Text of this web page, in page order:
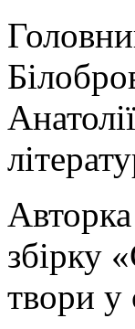
збірку
твори у